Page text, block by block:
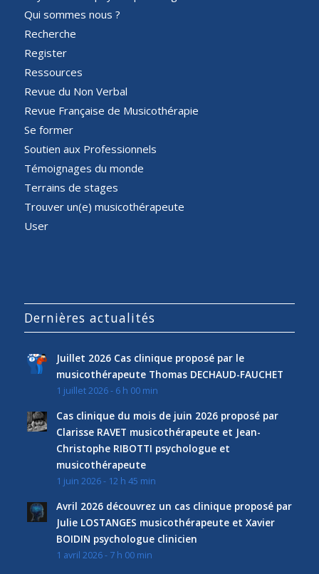
Qui sommes nous ?
Recherche
Register
Ressources
Revue du Non Verbal
Revue Française de Musicothérapie
Se former
Soutien aux Professionnels
Témoignages du monde
Terrains de stages
Trouver un(e) musicothérapeute
User
Dernières actualités
Juillet 2026 Cas clinique proposé par le
musicothérapeute Thomas DECHAUD-FAUCHET
1 juillet 2026 - 6 h 00 min
Cas clinique du mois de juin 2026 proposé par
Clarisse RAVET musicothérapeute et Jean-
Christophe RIBOTTI psychologue et
musicothérapeute
1 juin 2026 - 12 h 45 min
Avril 2026 découvrez un cas clinique proposé par
Julie LOSTANGES musicothérapeute et Xavier
BOIDIN psychologue clinicien
1 avril 2026 - 7 h 00 min